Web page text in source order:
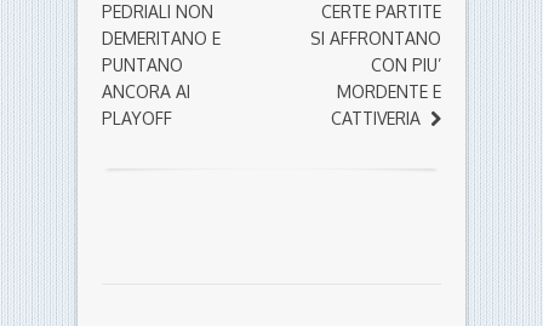
PEDRIALI NON
DEMERITANO E
PUNTANO
ANCORA AI
PLAYOFF
CERTE PARTITE
SI AFFRONTANO
CON PIU’
MORDENTE E
CATTIVERIA